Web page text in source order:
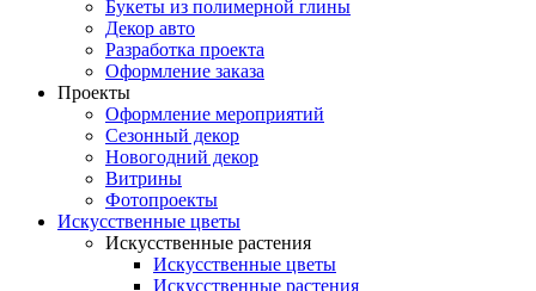
Букеты из полимерной глины
Декор авто
Разработка проекта
Оформление заказа
Проекты
Оформление мероприятий
Сезонный декор
Новогодний декор
Витрины
Фотопроекты
Искусственные цветы
Искусственные растения
Искусственные цветы
Искусственные растения